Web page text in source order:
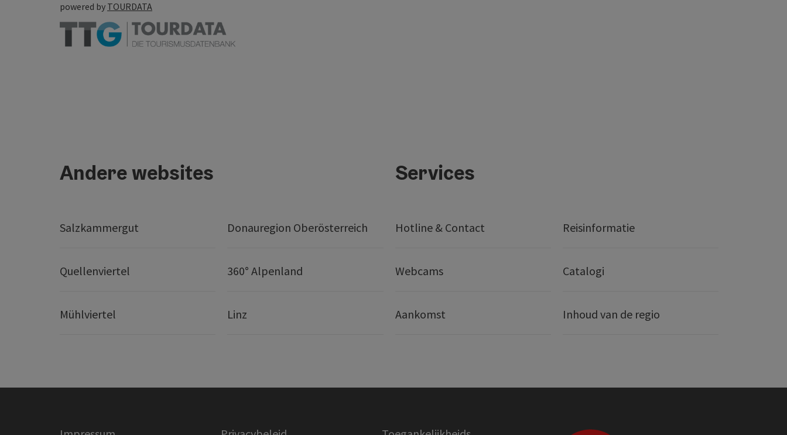
powered by TOURDATA
Andere websites
Salzkammergut Donauregion Oberösterreich
Quellenviertel 360° Alpenland
Mühlviertel Linz
Services
Hotline & Contact Reisinformatie
Webcams Catalogi
Aankomst Inhoud van de regio